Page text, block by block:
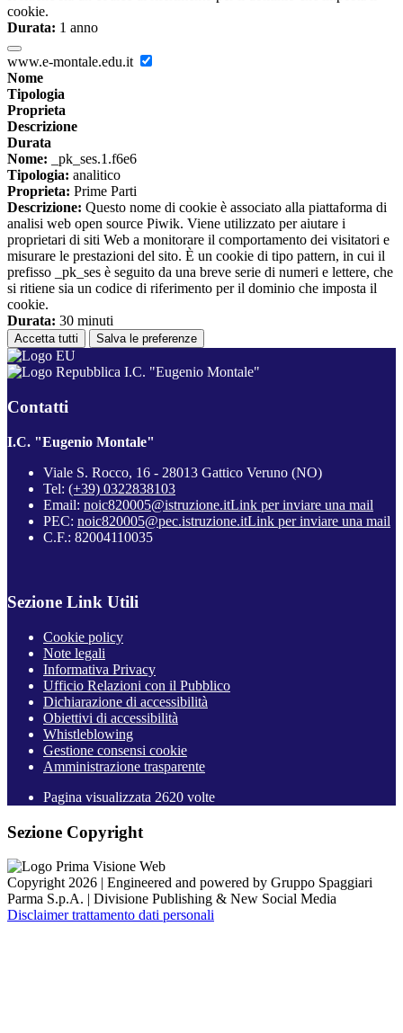
cookie.
Durata: 1 anno
www.e-montale.edu.it
Nome
Tipologia
Proprieta
Descrizione
Durata
Nome: _pk_ses.1.f6e6
Tipologia: analitico
Proprieta: Prime Parti
Descrizione: Questo nome di cookie è associato alla piattaforma di
analisi web open source Piwik. Viene utilizzato per aiutare i
proprietari di siti Web a monitorare il comportamento dei visitatori e
misurare le prestazioni del sito. È un cookie di tipo pattern, in cui il
prefisso _pk_ses è seguito da una breve serie di numeri e lettere, che
si ritiene sia un codice di riferimento per il dominio che imposta il
cookie.
Durata: 30 minuti
Accetta tutti Salva le preferenze
I.C. "Eugenio Montale"
Contatti
I.C. "Eugenio Montale"
Viale S. Rocco, 16 - 28013 Gattico Veruno (NO)
Tel: (+39) 0322838103
Email: noic820005@istruzione.itLink per inviare una mail
PEC: noic820005@pec.istruzione.itLink per inviare una mail
C.F.: 82004110035
Sezione Link Utili
Cookie policy
Note legali
Informativa Privacy
Ufficio Relazioni con il Pubblico
Dichiarazione di accessibilità
Obiettivi di accessibilità
Whistleblowing
Gestione consensi cookie
Amministrazione trasparente
Pagina visualizzata 2620 volte
Sezione Copyright
Copyright 2026 | Engineered and powered by Gruppo Spaggiari
Parma S.p.A. | Divisione Publishing & New Social Media
Disclaimer trattamento dati personali